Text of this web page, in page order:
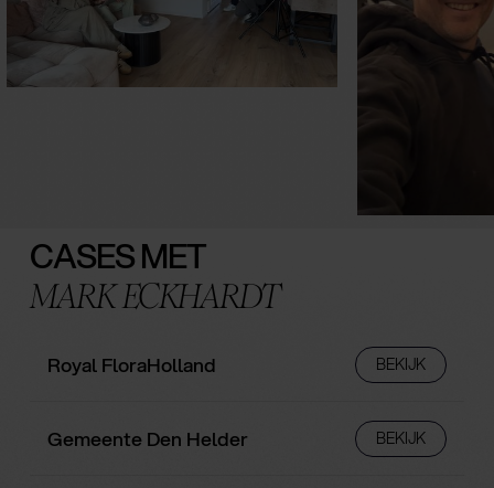
CASES MET
MARK ECKHARDT
Royal FloraHolland BEKIJK
Gemeente Den Helder BEKIJK